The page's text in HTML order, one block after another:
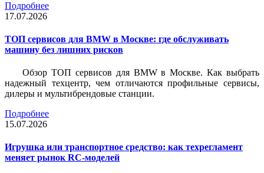
Подробнее
17.07.2026
ТОП сервисов для BMW в Москве: где обслуживать
машину без лишних рисков
Обзор ТОП сервисов для BMW в Москве. Как выбрать
надежный техцентр, чем отличаются профильные сервисы,
дилеры и мультибрендовые станции.
Подробнее
15.07.2026
Игрушка или транспортное средство: как техрегламент
меняет рынок RC-моделей